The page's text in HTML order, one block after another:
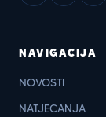
NAVIGACIJA
NOVOSTI
NATJECANJA